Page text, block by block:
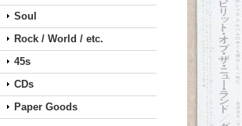
Soul
Rock / World / etc.
45s
CDs
Paper Goods